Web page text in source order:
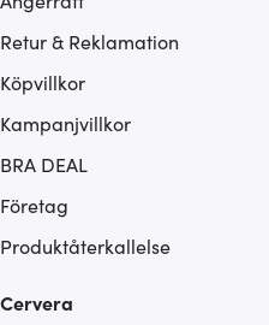
Retur & Reklamation
Köpvillkor
Kampanjvillkor
BRA DEAL
Företag
Produktåterkallelse
Cervera